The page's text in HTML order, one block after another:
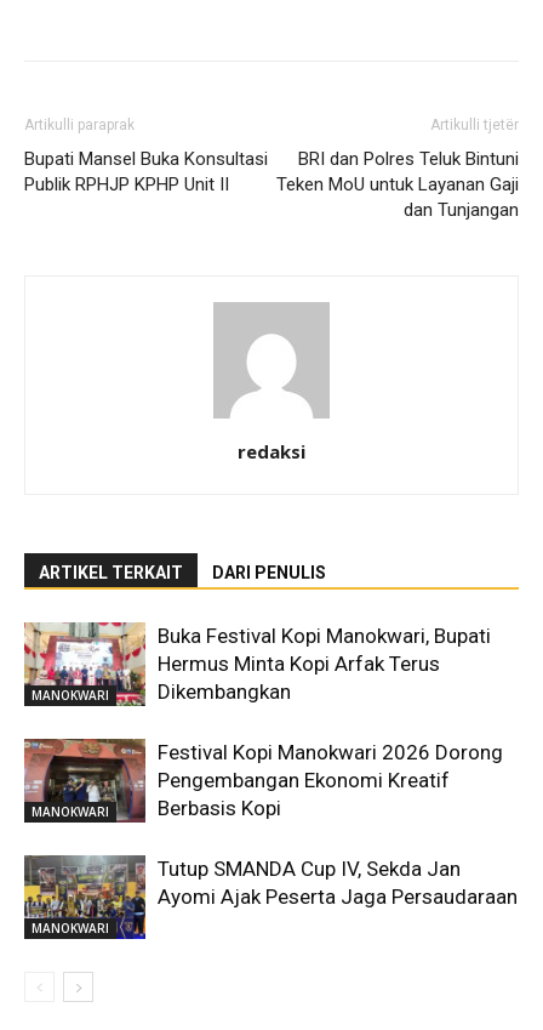
Artikulli paraprak
Bupati Mansel Buka Konsultasi
Publik RPHJP KPHP Unit II
Artikulli tjetër
BRI dan Polres Teluk Bintuni
Teken MoU untuk Layanan Gaji
dan Tunjangan
redaksi
ARTIKEL TERKAIT DARI PENULIS
MANOKWARI
Buka Festival Kopi Manokwari, Bupati
Hermus Minta Kopi Arfak Terus
Dikembangkan
MANOKWARI
Festival Kopi Manokwari 2026 Dorong
Pengembangan Ekonomi Kreatif
Berbasis Kopi
MANOKWARI
Tutup SMANDA Cup IV, Sekda Jan
Ayomi Ajak Peserta Jaga Persaudaraan